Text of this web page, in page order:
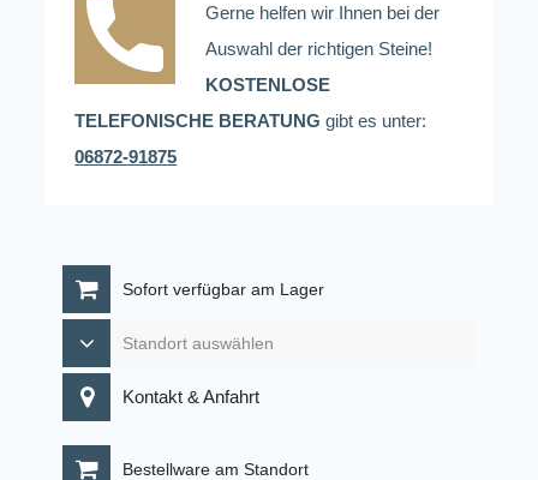
Gerne helfen wir Ihnen bei der
Auswahl der richtigen Steine!
KOSTENLOSE
TELEFONISCHE BERATUNG gibt es unter:
06872-91875
Sofort verfügbar am Lager
Kontakt & Anfahrt
Bestellware am Standort